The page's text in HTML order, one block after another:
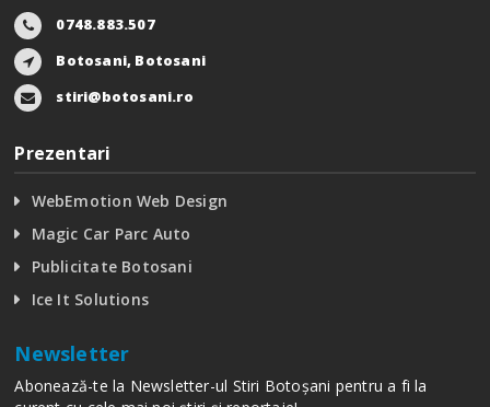
0748.883.507
Botosani, Botosani
stiri@botosani.ro
Prezentari
WebEmotion Web Design
Magic Car Parc Auto
Publicitate Botosani
Ice It Solutions
Newsletter
Abonează-te la Newsletter-ul Stiri Botoșani pentru a fi la